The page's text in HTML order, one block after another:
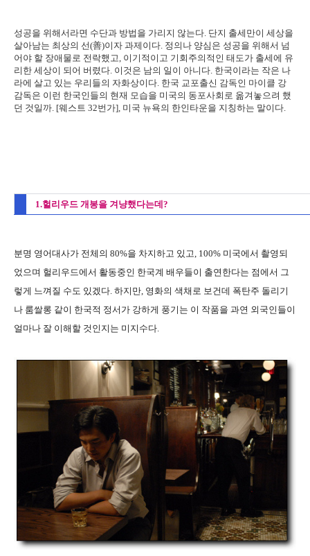
성공을 위해서라면 수단과 방법을 가리지 않는다. 단지 출세만이 세상을
살아남는 최상의 선(善)이자 과제이다. 정의나 양심은 성공을 위해서 넘
어야 할 장애물로 전락했고, 이기적이고 기회주의적인 태도가 출세에 유
리한 세상이 되어 버렸다. 이것은 남의 일이 아니다. 한국이라는 작은 나
라에 살고 있는 우리들의 자화상이다. 한국 교포출신 감독인 마이클 강
감독은 이런 한국인들의 현재 모습을 미국의 동포사회로 옮겨놓으려 했
던 것일까. [웨스트 32번가], 미국 뉴욕의 한인타운을 지칭하는 말이다.
1.헐리우드 개봉을 겨냥했다는데?
분명 영어대사가 전체의 80%을 차지하고 있고, 100% 미국에서 촬영되
었으며 헐리우드에서 활동중인 한국계 배우들이 출연한다는 점에서 그
렇게 느껴질 수도 있겠다. 하지만, 영화의 색채로 보건데 폭탄주 돌리기
나 룸쌀롱 같이 한국적 정서가 강하게 풍기는 이 작품을 과연 외국인들이
얼마나 잘 이해할 것인지는 미지수다.